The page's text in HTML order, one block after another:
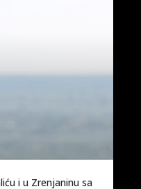
i u Zrenjaninu sa